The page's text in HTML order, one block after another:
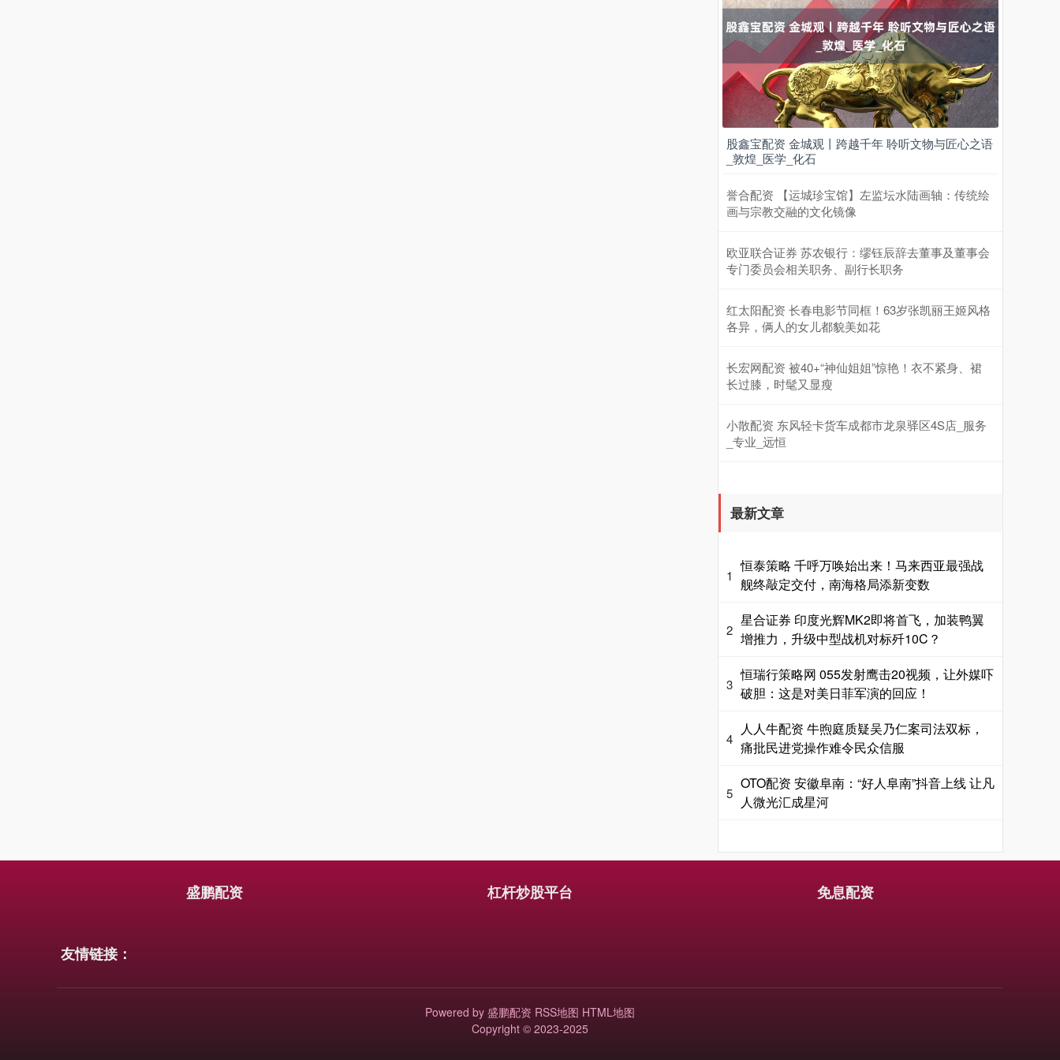
股鑫宝配资 金城观丨跨越千年 聆听文物与匠心之语
_敦煌_医学_化石
誉合配资 【运城珍宝馆】左监坛水陆画轴：传统绘
画与宗教交融的文化镜像
欧亚联合证券 苏农银行：缪钰辰辞去董事及董事会
专门委员会相关职务、副行长职务
红太阳配资 长春电影节同框！63岁张凯丽王姬风格
各异，俩人的女儿都貌美如花
长宏网配资 被40+“神仙姐姐”惊艳！衣不紧身、裙
长过膝，时髦又显瘦
小散配资 东风轻卡货车成都市龙泉驿区4S店_服务
_专业_远恒
最新文章
1
恒泰策略 千呼万唤始出来！马来西亚最强战
舰终敲定交付，南海格局添新变数
2
星合证券 印度光辉MK2即将首飞，加装鸭翼
增推力，升级中型战机对标歼10C？
3
恒瑞行策略网 055发射鹰击20视频，让外媒吓
破胆：这是对美日菲军演的回应！
4
人人牛配资 牛煦庭质疑吴乃仁案司法双标，
痛批民进党操作难令民众信服
5
OTO配资 安徽阜南：“好人阜南”抖音上线 让凡
人微光汇成星河
盛鹏配资 杠杆炒股平台 免息配资
友情链接：
Powered by 盛鹏配资 RSS地图 HTML地图
Copyright © 2023-2025